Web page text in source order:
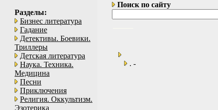
Разделы:
Бизнес литература
Гадание
Детективы. Боевики.
Триллеры
Детская литература
Наука. Техника.
Медицина
Песни
Приключения
Религия. Оккультизм.
Эзотерика
Поиск по сайту
. -